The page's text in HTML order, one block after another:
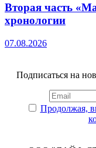
Вторая часть
хронологии
07.08.2026
Подписаться на
Продолжая,